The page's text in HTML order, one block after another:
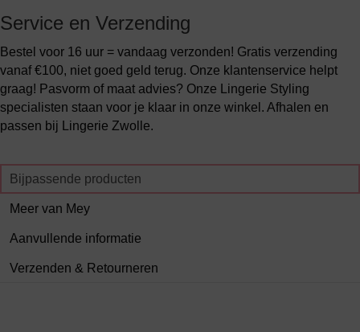
Service en Verzending
Bestel voor 16 uur = vandaag verzonden! Gratis verzending
vanaf €100, niet goed geld terug. Onze klantenservice helpt
graag! Pasvorm of maat advies? Onze Lingerie Styling
specialisten staan voor je klaar in onze winkel. Afhalen en
passen bij Lingerie Zwolle.
Bijpassende producten
Meer van Mey
Aanvullende informatie
Verzenden & Retourneren